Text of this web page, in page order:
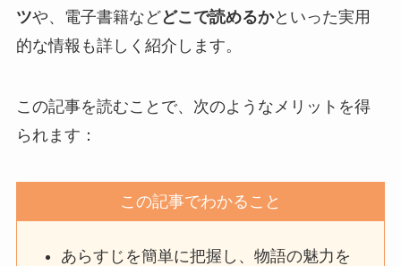
ツや、電子書籍などどこで読めるかといった実用
的な情報も詳しく紹介します。
この記事を読むことで、次のようなメリットを得
られます：
この記事でわかること
あらすじを簡単に把握し、物語の魅力を